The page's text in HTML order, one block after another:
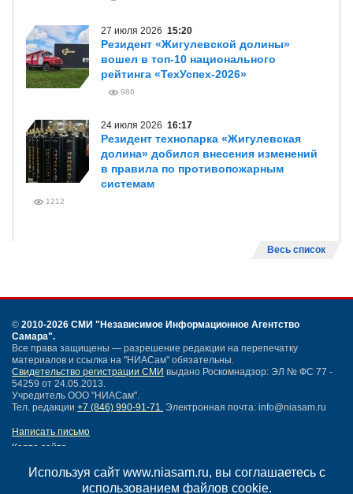
Используя сайт www.niasam.ru, вы соглашаетесь с
использованием файлов cookie.
27 июля 2026 15:20
Резидент «Жигулевской долины»
вошел в топ-10 национального
рейтинга «ТехУспех-2026»
986
24 июля 2026 16:17
Резидент технопарка «Жигулевская
долина» добился внесения изменений
в правила по противопожарным
системам
1212
Весь список
© 2010-2026 СМИ "Независимое Информационное Агентство
Самара".
Все права защищены — разрешение редакции на перепечатку
материалов и ссылка на "НИАСам" обязательны.
Свидетельство регистрации СМИ выдано Роскомнадзор: ЭЛ № ФС 77 -
54259 от 24.05.2013.
Учредитель ООО "НИАСам".
Тел. редакции +7 (846) 990-91-71. Электронная почта: info@niasam.ru
Написать письмо
Карта сайта
Политика конфиденциальности